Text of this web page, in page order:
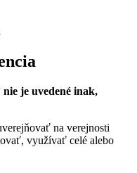
je uvedené inak,
na verejnosti
využívať celé alebo